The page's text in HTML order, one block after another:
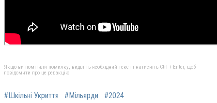
Якщо ви помітили помилку, виділіть необхідний текст і натисніть Ctrl + Enter, щоб
повідомити про це редакцію
#Шкільні Укриття #Мільярди #2024